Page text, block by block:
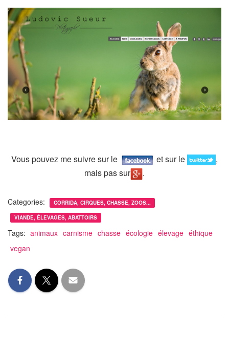
Vous pouvez me suivre sur le et sur le
,
mais pas sur
.
Categories: CORRIDA, CIRQUES, CHASSE, ZOOS...
VIANDE, ÉLEVAGES, ABATTOIRS
Tags: animaux carnisme chasse écologie élevage éthique
vegan